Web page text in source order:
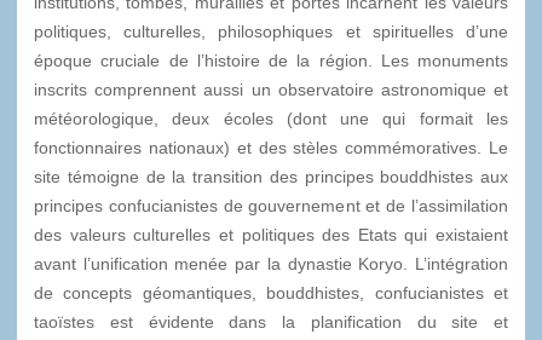
politiques, culturelles, philosophiques et spirituelles d’une
époque cruciale de l’histoire de la région. Les monuments
inscrits comprennent aussi un observatoire astronomique et
météorologique, deux écoles (dont une qui formait les
fonctionnaires nationaux) et des stèles commémoratives. Le
site témoigne de la transition des principes bouddhistes aux
principes confucianistes de gouvernement et de l’assimilation
des valeurs culturelles et politiques des Etats qui existaient
avant l’unification menée par la dynastie Koryo. L’intégration
de concepts géomantiques, bouddhistes, confucianistes et
taoïstes est évidente dans la planification du site et